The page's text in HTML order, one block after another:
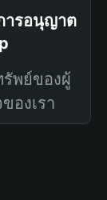
ารอนุญาต
พย์ของผู้
องเรา